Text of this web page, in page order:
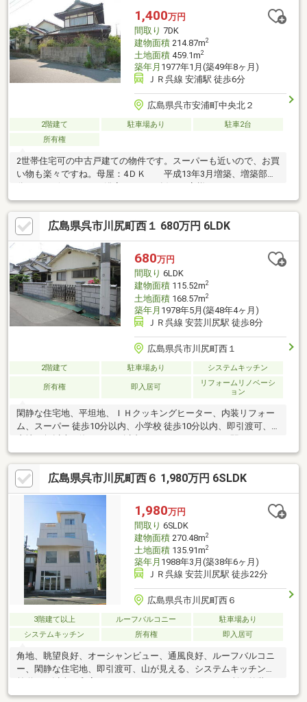
1,400万円
間取り 7DK
建物面積214.87m2
土地面積459.1m2
築年月 1977年1月(築49年8ヶ月)
ＪＲ呉線 安浦駅 徒歩6分
広島県呉市安浦町中央北２
2階建て 駐車場あり
駐車2台
所有権
2世帯住宅可の中古戸建ての物件です。スーパーも近いので、お買
い物も楽々ですね。母屋：4ＤＫ 平成13年3月増築、増築部
にあった住空間をワンストップでご提供しています。住まいに関
することは、オールハウスにご相談ください！物件詳細、見学・
資金計画・銀行ローンシミュレーション等、お問い合わせは直接
担当者の携帯までお願いします。物件担当：村上和浩 tel:080-
5752-6676
広島県呉市川尻町西１ 680万円 6LDK
680万円
間取り 6LDK
建物面積115.52m2
土地面積168.57m2
築年月 1978年5月(築48年4ヶ月)
ＪＲ呉線 安芸川尻駅 徒歩8分
広島県呉市川尻町西１
2階建て 駐車場あり システムキッチン
所有権 即入居可
リフォームリノベーシ
ョン
閑静な住宅地、平坦地、ＩＨクッキングヒーター、内装リフォー
ム、スーパー 徒歩10分以内、小学校 徒歩10分以内、即引渡可、
坦、和室、整形地、ハイルーフ駐車場、３面採光、２階建、南面
バルコニー、オートバス、浴室に窓、緑豊かな住宅地、前面棟
無、通風良好、開発分譲地内、区画整理地内、納戸、周辺交通量
少なめ
広島県呉市川尻町西６ 1,980万円 6SLDK
1,980万円
間取り 6SLDK
建物面積270.48m2
土地面積135.91m2
築年月 1988年3月(築38年6ヶ月)
ＪＲ呉線 安芸川尻駅 徒歩22分
広島県呉市川尻町西６
3階建て以上 ルーフバルコニー
駐車場あり
システムキッチン
所有権 即入居可
角地、眺望良好、オーシャンビュー、通風良好、ルーフバルコニ
ー、閑静な住宅地、即引渡可、山が見える、システムキッチン、
フォーム、東南向き、オートバス、浴室に窓、吹抜け、緑豊かな